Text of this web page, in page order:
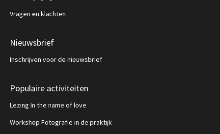
Vragen en klachten
Nieuwsbrief
Inschrijven voor de nieuwsbrief
Populaire activiteiten
Lezing In the name of love
Workshop Fotografie in de praktijk